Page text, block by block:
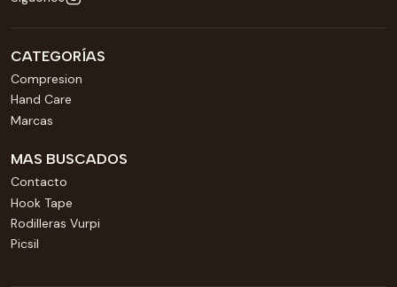
CATEGORÍAS
Compresion
Hand Care
Marcas
MAS BUSCADOS
Contacto
Hook Tape
Rodilleras Vurpi
Picsil